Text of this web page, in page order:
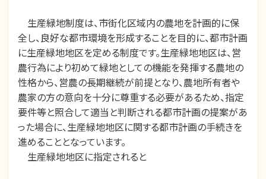
生産緑地制度は、市街化区域内の農地を計画的に保
全し、良好な都市環境を形成することを目的に、都市計画
に生産緑地地区を定める制度です。生産緑地地区は、営
農行為により初めて緑地としての機能を発揮する農地の
性格から、営農の長期継続が前提となり、農地所有者や
農家の方の意向を十分に尊重する必要があるため、指定
要件等と照合して適当と判断される都市計画の提案があ
った場合に、生産緑地地区に関する都市計画の手続きを
進めることとなっています。
生産緑地地区に指定されると